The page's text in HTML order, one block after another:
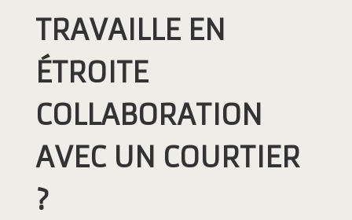
TRAVAILLE EN
ÉTROITE
COLLABORATION
AVEC UN COURTIER
?